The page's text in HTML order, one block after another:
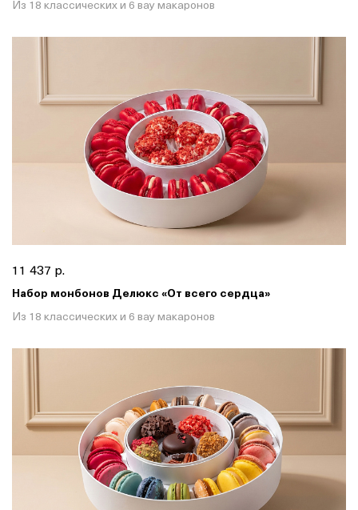
Из 18 классических и 6 вау макаронов
11 437 р.
Набор монбонов Делюкс «От всего сердца»
Из 18 классических и 6 вау макаронов